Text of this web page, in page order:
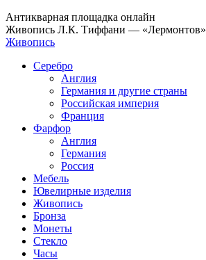
Антикварная площадка онлайн
Живопись Л.К. Тиффани — «Лермонтов»
Живопись
Серебро
Англия
Германия и другие страны
Российская империя
Франция
Фарфор
Англия
Германия
Россия
Мебель
Ювелирные изделия
Живопись
Бронза
Монеты
Стекло
Часы